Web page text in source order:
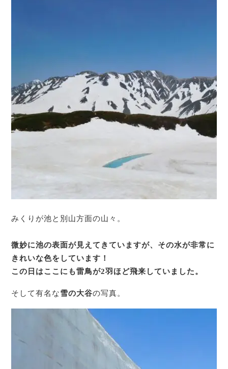
みくりが池と別山方面の山々。
微妙に池の表面が見えてきていますが、その水が非常に
きれいな色をしています！
この日はここにも雷鳥が2羽ほど飛来していました。
そして有名な雪の大谷の写真。